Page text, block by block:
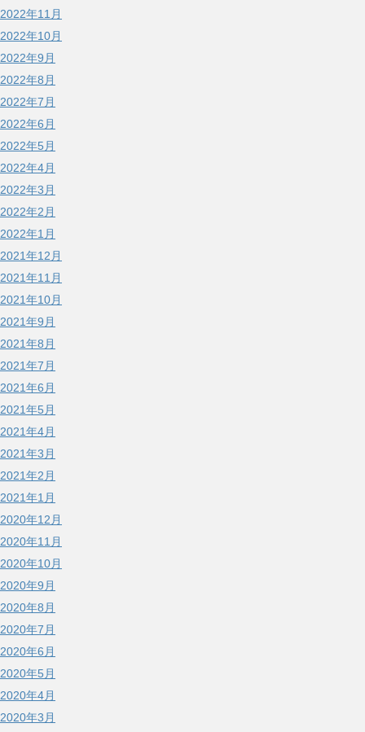
2022年11月
2022年10月
2022年9月
2022年8月
2022年7月
2022年6月
2022年5月
2022年4月
2022年3月
2022年2月
2022年1月
2021年12月
2021年11月
2021年10月
2021年9月
2021年8月
2021年7月
2021年6月
2021年5月
2021年4月
2021年3月
2021年2月
2021年1月
2020年12月
2020年11月
2020年10月
2020年9月
2020年8月
2020年7月
2020年6月
2020年5月
2020年4月
2020年3月